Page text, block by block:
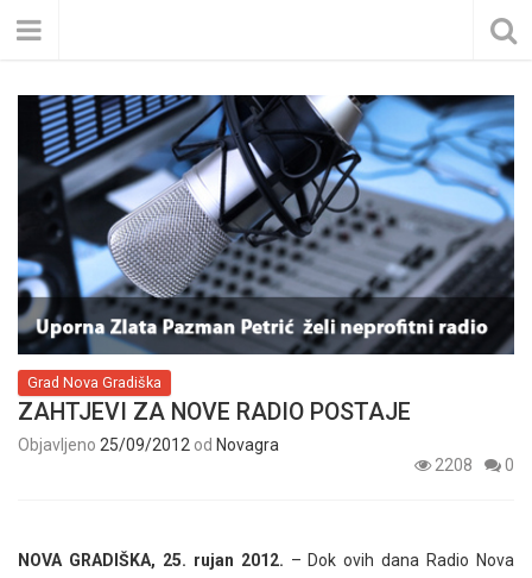
Grad Nova Gradiška
ZAHTJEVI ZA NOVE RADIO POSTAJE
Objavljeno 25/09/2012 od Novagra
2208
0
NOVA GRADIŠKA, 25. rujan 2012. – Dok ovih dana Radio Nova